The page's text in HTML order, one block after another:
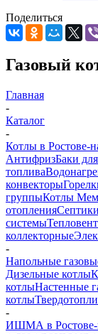
Поделиться
Газовый
Главная
-
Каталог
-
Котлы в Ростове-
АнтифризБаки
топлива
конвекторы
группыКотлы
отопленияСептики
системы
коллекторные
-
Напольные
Дизельные котлы
котлыНастенные
котлы
-
ИШМА в Ростове-